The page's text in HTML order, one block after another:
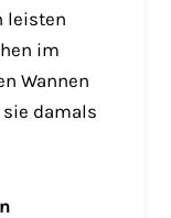
leisten
im
Wannen
sie damals